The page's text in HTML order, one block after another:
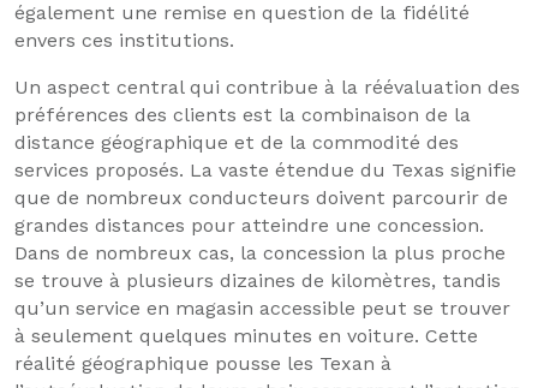
également une remise en question de la fidélité
envers ces institutions.
Un aspect central qui contribue à la réévaluation des
préférences des clients est la combinaison de la
distance géographique et de la commodité des
services proposés. La vaste étendue du Texas signifie
que de nombreux conducteurs doivent parcourir de
grandes distances pour atteindre une concession.
Dans de nombreux cas, la concession la plus proche
se trouve à plusieurs dizaines de kilomètres, tandis
qu’un service en magasin accessible peut se trouver
à seulement quelques minutes en voiture. Cette
réalité géographique pousse les Texan à